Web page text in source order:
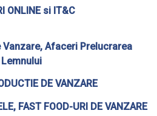
ONLINE si IT&C
Afaceri Prelucrarea
Lemnului
DE VANZARE
FAST FOOD-URIDE VANZARE